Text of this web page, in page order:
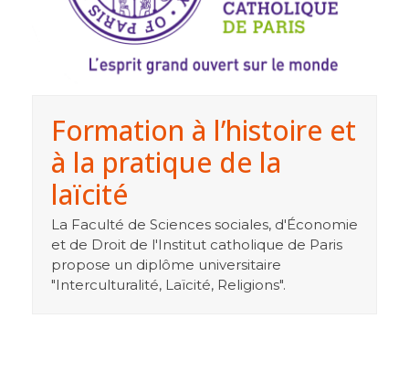
Formation à l’histoire et
à la pratique de la
laïcité
La Faculté de Sciences sociales, d'Économie
et de Droit de l'Institut catholique de Paris
propose un diplôme universitaire
"Interculturalité, Laïcité, Religions".